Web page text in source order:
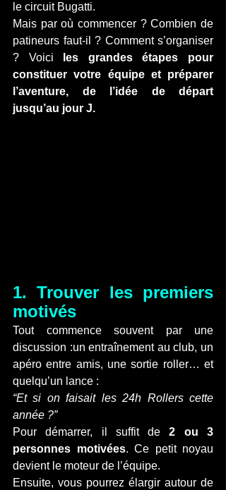
le circuit Bugatti.
Mais par où commencer ? Combien de
patineurs faut-il ? Comment s’organiser
? Voici
les grandes étapes pour
constituer votre équipe et préparer
l’aventure, de l’idée de départ
jusqu’au jour J.
1. Trouver les premiers
motivés
Tout commence souvent par une
discussion :un entraînement au club, un
apéro entre amis, une sortie roller… et
quelqu’un lance :
“Et si on faisait les 24h Rollers cette
année ?”
Pour démarrer, il suffit de 2 ou 3
personnes motivées. Ce petit noyau
devient le moteur de l’équipe.
Ensuite, vous pourrez élargir autour de